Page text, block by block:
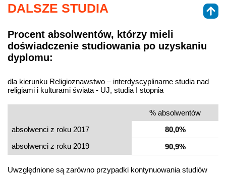
DALSZE STUDIA
Procent absolwentów, którzy mieli
doświadczenie studiowania po uzyskaniu
dyplomu:
dla kierunku Religioznawstwo – interdyscyplinarne studia nad
religiami i kulturami świata - UJ, studia I stopnia
% absolwentów
absolwenci z roku 2017
80,0%
absolwenci z roku 2019
90,9%
Uwzględnione są zarówno przypadki kontynuowania studiów